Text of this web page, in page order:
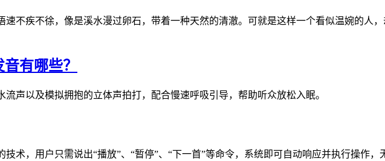
不疾不徐，像是溪水漫过卵石，带着一种天然的清澈。可就是这样一个看似温婉的人
有哪些？
声以及模拟拥抱的立体声拍打，配合慢速呼吸引导，帮助听众放松入眠。
术，用户只需说出“播放”、“暂停”、“下一首”等命令，系统即可自动响应并执行操作，